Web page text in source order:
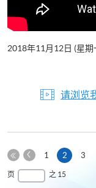
2018年11月12日 (星期
请浏览
第
一
上
1 2本
3
页 之 15